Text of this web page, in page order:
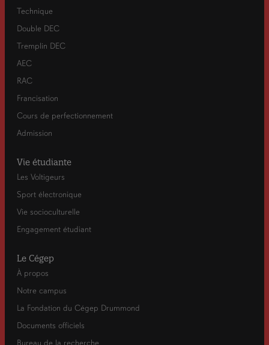
Technique
Double DEC
Tremplin DEC
AEC
RAC
Francisation
Cours de perfectionnement
Admission
Vie étudiante
Les Voltigeurs
Sport électronique
Vie socioculturelle
Engagement étudiant
Le Cégep
À propos
Notre campus
La Fondation du Cégep Drummond
Documents officiels